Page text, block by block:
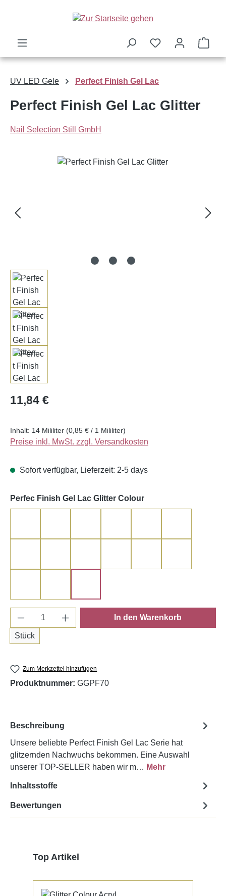
Zum Hauptinhalt springen
UV LED Gele Perfect Finish Gel Lac
Perfect Finish Gel Lac Glitter
Nail Selection Still GmbH
Bildergalerie überspringen
Regulärer Preis:
11,84 €
Inhalt: 14 Mililiter (0,85 € / 1 Mililiter)
Preise inkl. MwSt. zzgl. Versandkosten
Sofort verfügbar, Lieferzeit: 2-5 days
Perfec Finish Gel Lac Glitter Colourauswählen
Produkt Anzahl: Gib den gewünschten
Stück
In den Warenkorb
Zum Merkzettel hinzufügen
Produktnummer: GGPF70
Beschreibung
Unsere beliebte Perfect Finish Gel Lac Serie hat
glitzernden Nachwuchs bekommen. Eine Auswahl
unserer TOP-SELLER haben wir m… Mehr
Inhaltsstoffe
Bewertungen
Produktgalerie überspringen
Top Artikel